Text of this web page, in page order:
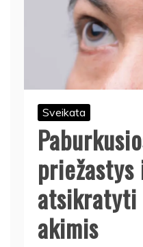
Sveikata
atsikratyti
akimis